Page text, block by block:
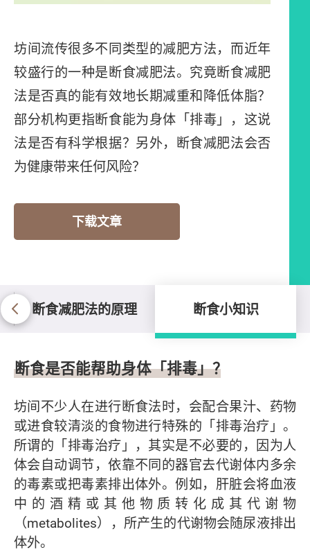
坊间流传很多不同类型的减肥方法，而近年
较盛行的一种是断食减肥法。究竟断食减肥
法是否真的能有效地长期减重和降低体脂？
部分机构更指断食能为身体「排毒」，这说
法是否有科学根据？另外，断食减肥法会否
为健康带来任何风险？
下载文章
断食减肥法的原理 断食小知识
断食是否能帮助身体「排毒」？
坊间不少人在进行断食法时，会配合果汁、药物
或进食较清淡的食物进行特殊的「排毒治疗」。
所谓的「排毒治疗」，其实是不必要的，因为人
体会自动调节，依靠不同的器官去代谢体内多余
的毒素或把毒素排出体外。例如，肝脏会将血液
中的酒精或其他物质转化成其代谢物
（metabolites），所产生的代谢物会随尿液排出
体外。